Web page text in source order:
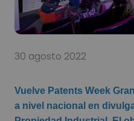
30 agosto 2022
Vuelve Patents Week
a nivel nacional en